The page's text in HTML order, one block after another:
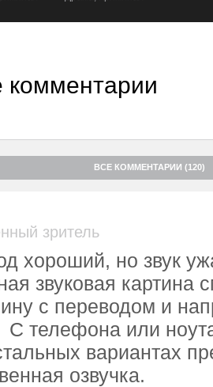
комментарии
ВСЕ КОММЕНТАРИИ (120)
зритель
хороший, но звук
звуковая картина
с переводом и
С телефона или
вариантах
озвучка.